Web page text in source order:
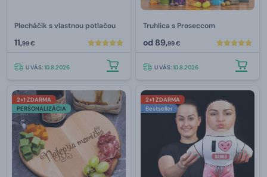
Plecháčik s vlastnou potlačou
11,99 €
U VÁS:10.8.2026
Truhlica s Proseccom
od 89,99 €
U VÁS:10.8.2026
2+1 ZDARMA
PERSONALIZÁCIA
2+1 ZDARMA
Bestseller